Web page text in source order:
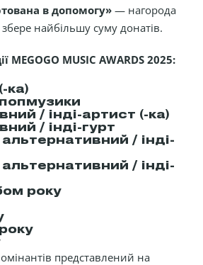
в допомогу» — нагорода
найбільшу суму донатів.
MEGOGO MUSIC AWARDS 2025:
ка)
/ інді-артист (-ка)
/ інді-гурт
/ інді-
/ інді-
року
представлений на